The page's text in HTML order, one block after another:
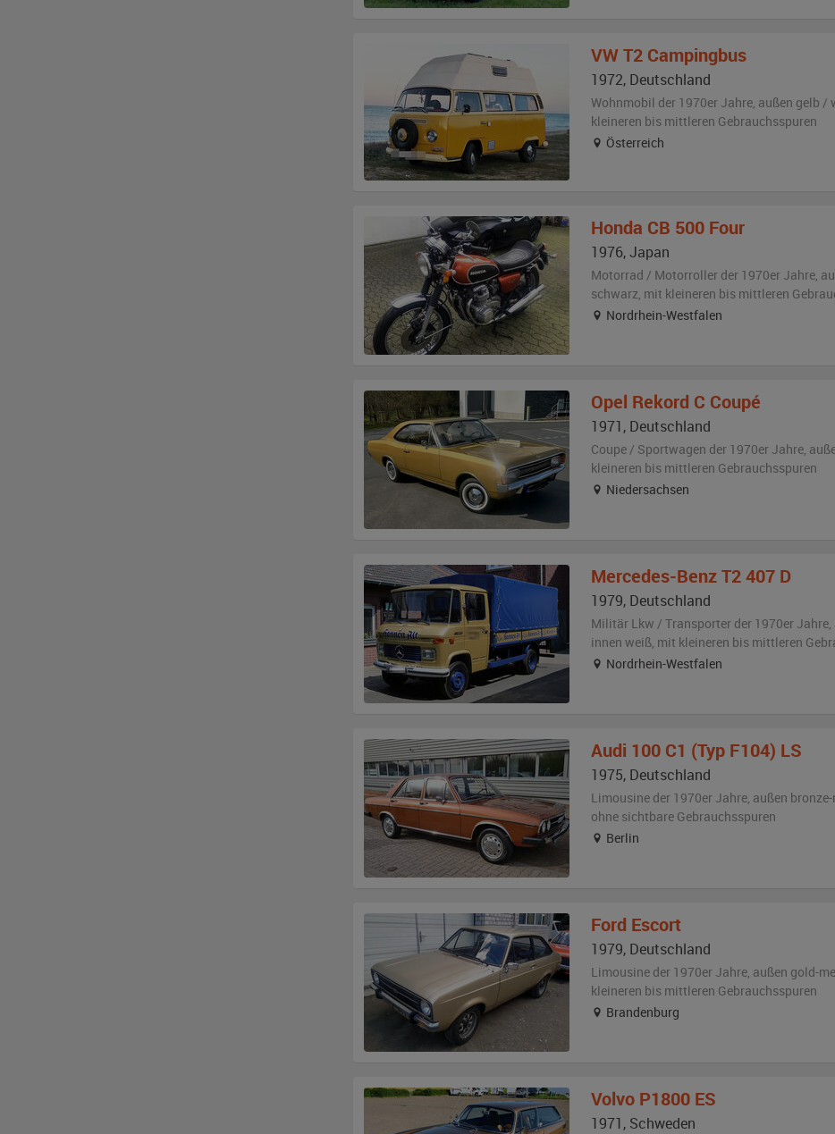
VW T2 Campingbus
1972, Deutschland
Wohnmobil der 1970er Jahre, außen gelb /
kleineren bis mittleren Gebrauchsspuren
Österreich
Honda CB 500 Four
1976,Japan
Motorrad / Motorroller der 1970er Jahre,
schwarz, mit kleineren bis mittleren
Nordrhein-Westfalen
Opel Rekord C Coupé
1971, Deutschland
Coupe / Sportwagen der 1970er Jahre,
kleineren bis mittleren Gebrauchsspuren
Niedersachsen
Mercedes-Benz T2 407 D
1979, Deutschland
Militär Lkw / Transporter der 1970er Jahre,
innen weiß, mit kleineren bis mittleren
Nordrhein-Westfalen
Audi 100 C1 (Typ F104) LS
1975, Deutschland
Limousine der 1970er Jahre, außen
ohne sichtbare Gebrauchsspuren
Berlin
Ford Escort
1979, Deutschland
Limousine der 1970er Jahre, außen gold-
kleineren bis mittleren Gebrauchsspuren
Brandenburg
Volvo P1800 ES
1971, Schweden